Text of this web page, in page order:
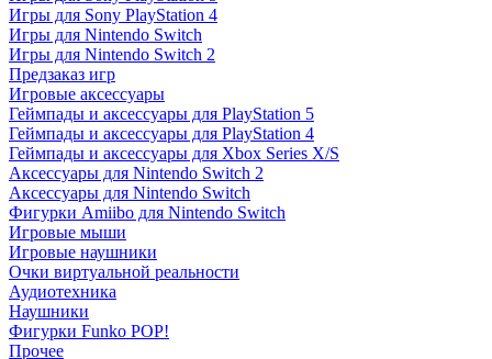
Игры для Sony PlayStation 4
Игры для Nintendo Switch
Игры для Nintendo Switch 2
Предзаказ игр
Игровые аксессуары
Геймпады и аксессуары для PlayStation 5
Геймпады и аксессуары для PlayStation 4
Геймпады и аксессуары для Xbox Series X/S
Аксессуары для Nintendo Switch 2
Аксессуары для Nintendo Switch
Фигурки Amiibo для Nintendo Switch
Игровые мыши
Игровые наушники
Очки виртуальной реальности
Аудиотехника
Наушники
Фигурки Funko POP!
Прочее